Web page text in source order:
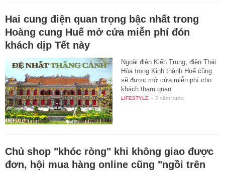
Hai cung điện quan trọng bậc nhất trong
Hoàng cung Huế mở cửa miễn phí đón
khách dịp Tết này
Ngoài điện Kiến Trung, điện Thái
Hòa trong Kinh thành Huế cũng
sẽ được mở cửa miễn phí cho
khách tham quan.
LIFESTYLE - 3 năm trước
Chủ shop "khóc ròng" khi không giao được
đơn, hội mua hàng online cũng "ngồi trên